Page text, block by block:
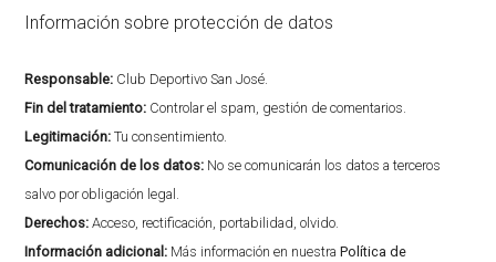
Información sobre protección de datos
Responsable: Club Deportivo San José.
Fin del tratamiento: Controlar el spam, gestión de comentarios.
Legitimación: Tu consentimiento.
Comunicación de los datos: No se comunicarán los datos a terceros
salvo por obligación legal.
Derechos: Acceso, rectificación, portabilidad, olvido.
Información adicional: Más información en nuestraPolítica de